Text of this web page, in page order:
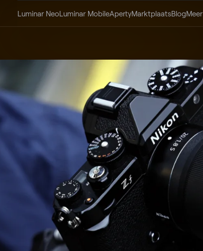
Luminar NeoLuminar MobileApertyMarktplaatsBlogMeer